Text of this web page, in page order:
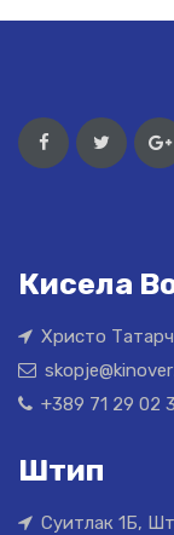
Кисела
Христо
+389 71 29 02
Штип
Суитлак 1Б,